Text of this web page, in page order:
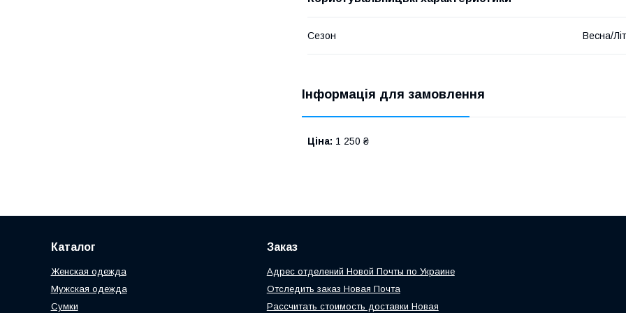
Сезон Весна/
Інформація для замовлення
Ціна: 1 250 ₴
Каталог
Женская одежда
Мужская одежда
Сумки
Заказ
Адрес отделений Новой Почты по Украине
Отследить заказ Новая Почта
Рассчитать стоимость доставки Новая